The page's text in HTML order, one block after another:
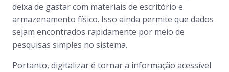
deixa de gastar com materiais de escritório e
armazenamento físico. Isso ainda permite que dados
sejam encontrados rapidamente por meio de
pesquisas simples no sistema.
Portanto, digitalizar é tornar a informação acessível